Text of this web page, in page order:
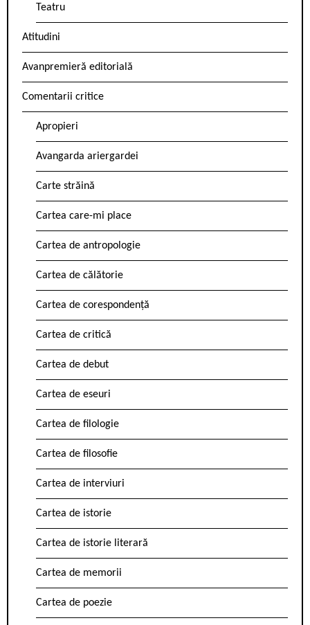
Teatru
Atitudini
Avanpremieră editorială
Comentarii critice
Apropieri
Avangarda ariergardei
Carte străină
Cartea care-mi place
Cartea de antropologie
Cartea de călătorie
Cartea de corespondență
Cartea de critică
Cartea de debut
Cartea de eseuri
Cartea de filologie
Cartea de filosofie
Cartea de interviuri
Cartea de istorie
Cartea de istorie literară
Cartea de memorii
Cartea de poezie